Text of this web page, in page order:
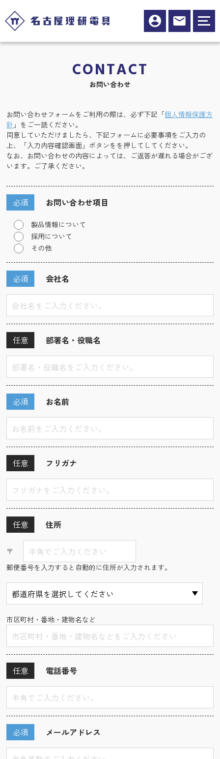
CONTACT
お問い合わせ
お問い合わせフォームをご利用の際は、必ず下記「個人情報保護方
針 」をご一読ください。
同意していただけましたら、下記フォームに必要事項をご入力の
上、「入力内容確認画面」ボタンをを押してしてください。
なお、お問い合わせの内容によっては、ご返答が遅れる場合がござ
います。ご了承ください。
お問い合わせ項目
必須
製品情報について
採用について
その他
会社名
必須
部署名・役職名
任意
お名前
必須
フリガナ
任意
住所
任意
〒
郵便番号を入力すると自動的に住所が入力されます。
市区町村・番地・建物名など
電話番号
任意
メールアドレス
必須